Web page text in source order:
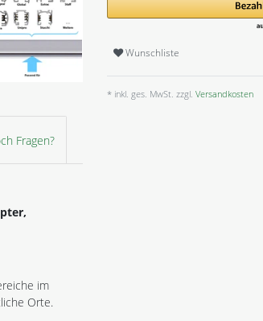
Fragen?
im
Orte.
Wunschliste
* inkl. ges. MwSt. zzgl. Versandkosten